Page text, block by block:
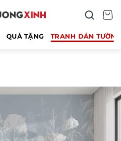
QUÀ TẶNG TRANH DÁN